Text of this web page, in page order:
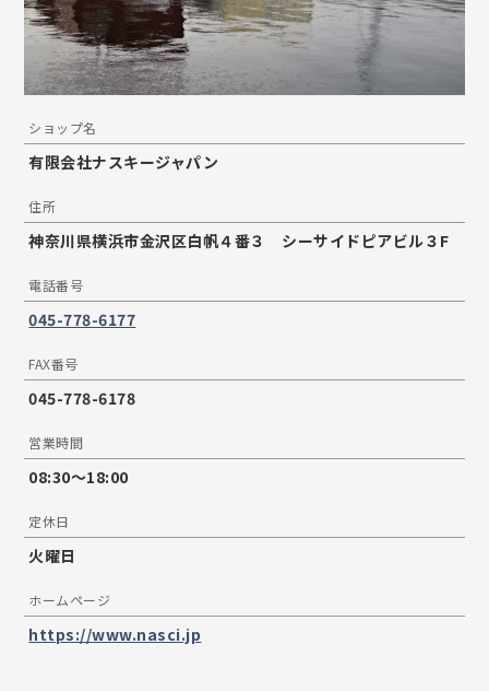
ショップ名
有限会社ナスキージャパン
住所
神奈川県横浜市金沢区白帆４番３ シーサイドピアビル３F
電話番号
045-778-6177
FAX番号
045-778-6178
営業時間
08:30〜18:00
定休日
火曜日
ホームページ
https://www.nasci.jp